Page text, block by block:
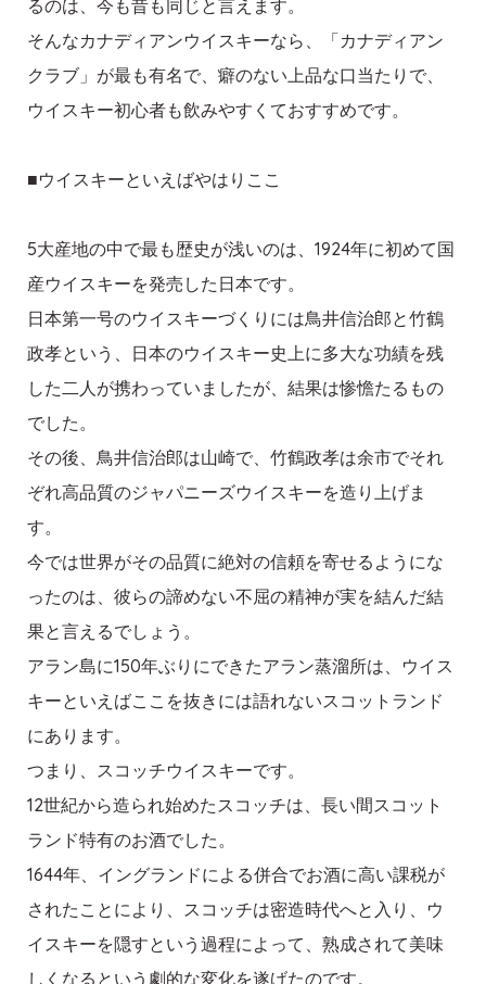
るのは、今も昔も同じと言えます。
そんなカナディアンウイスキーなら、「カナディアン
クラブ」が最も有名で、癖のない上品な口当たりで、
ウイスキー初心者も飲みやすくておすすめです。
■ウイスキーといえばやはりここ
5大産地の中で最も歴史が浅いのは、1924年に初めて国
産ウイスキーを発売した日本です。
日本第一号のウイスキーづくりには鳥井信治郎と竹鶴
政孝という、日本のウイスキー史上に多大な功績を残
した二人が携わっていましたが、結果は惨憺たるもの
でした。
その後、鳥井信治郎は山崎で、竹鶴政孝は余市でそれ
ぞれ高品質のジャパニーズウイスキーを造り上げま
す。
今では世界がその品質に絶対の信頼を寄せるようにな
ったのは、彼らの諦めない不屈の精神が実を結んだ結
果と言えるでしょう。
アラン島に150年ぶりにできたアラン蒸溜所は、ウイス
キーといえばここを抜きには語れないスコットランド
にあります。
つまり、スコッチウイスキーです。
12世紀から造られ始めたスコッチは、長い間スコット
ランド特有のお酒でした。
1644年、イングランドによる併合でお酒に高い課税が
されたことにより、スコッチは密造時代へと入り、ウ
イスキーを隠すという過程によって、熟成されて美味
しくなるという劇的な変化を遂げたのです。